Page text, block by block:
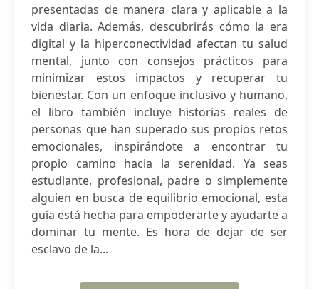
presentadas de manera clara y aplicable a la
vida diaria. Además, descubrirás cómo la era
digital y la hiperconectividad afectan tu salud
mental, junto con consejos prácticos para
minimizar estos impactos y recuperar tu
bienestar. Con un enfoque inclusivo y humano,
el libro también incluye historias reales de
personas que han superado sus propios retos
emocionales, inspirándote a encontrar tu
propio camino hacia la serenidad. Ya seas
estudiante, profesional, padre o simplemente
alguien en busca de equilibrio emocional, esta
guía está hecha para empoderarte y ayudarte a
dominar tu mente. Es hora de dejar de ser
esclavo de la...